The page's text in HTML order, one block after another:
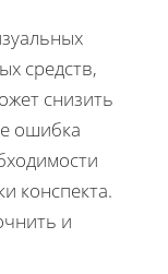
средств,
снизить
ошибка
конспекта.
и